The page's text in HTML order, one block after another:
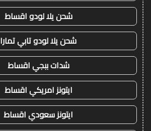
شحن يلا لودو اقساط
شحن يلا لودو تابي تمارا
شدات ببجي اقساط
ايتونز امريكي اقساط
ايتونز سعودي اقساط